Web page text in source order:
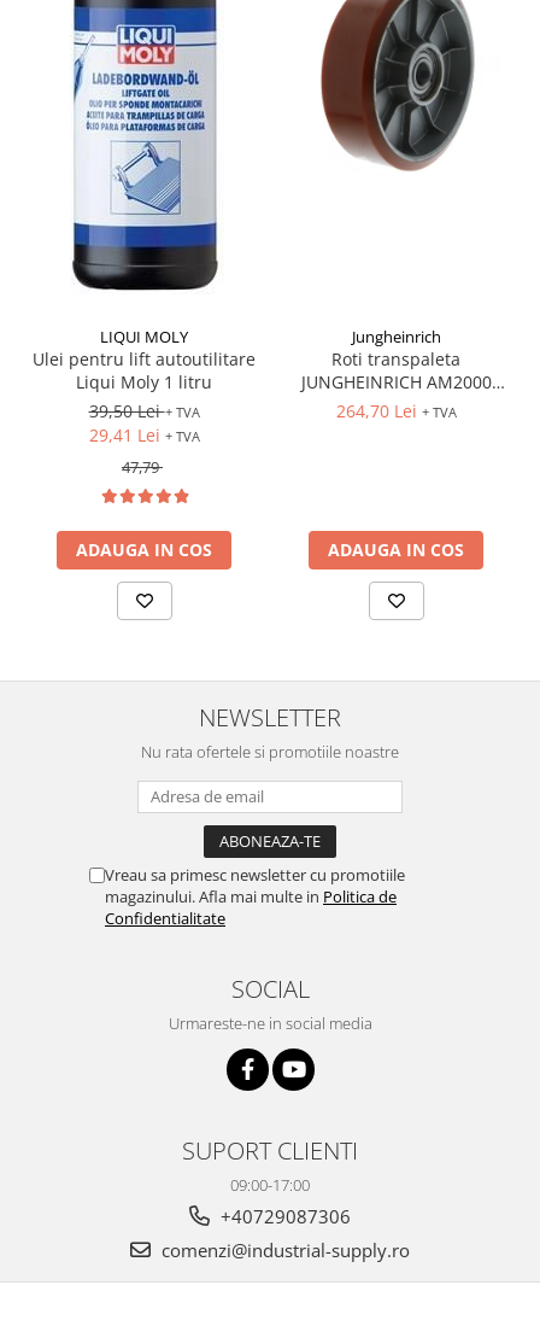
LIQUI MOLY
Ulei pentru lift autoutilitare
Liqui Moly 1 litru
39,50 Lei+ TVA
29,41 Lei + TVA
47,79
ADAUGA IN COS
Jungheinrich
Roti transpaleta
JUNGHEINRICH AM2000
170x50 mm
264,70 Lei + TVA
ADAUGA IN COS
NEWSLETTER
Nu rata ofertele si promotiile noastre
Vreau sa primesc newsletter cu promotiile
magazinului. Afla mai multe in Politica de
Confidentialitate
SOCIAL
Urmareste-ne in social media
SUPORT CLIENTI
09:00-17:00
+40729087306
comenzi@industrial-supply.ro